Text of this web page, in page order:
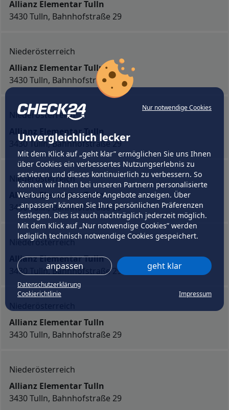
Nur notwendige Cookies
Unvergleichlich lecker
Mit dem Klick auf „geht klar” ermöglichen Sie uns Ihnen
über Cookies ein verbessertes Nutzungserlebnis zu
servieren und dieses kontinuierlich zu verbessern. So
können wir Ihnen bei unseren Partnern personalisierte
Werbung und passende Angebote anzeigen. Über
„anpassen” können Sie Ihre persönlichen Präferenzen
festlegen. Dies ist auch nachträglich jederzeit möglich.
Mit dem Klick auf „Nur notwendige Cookies” werden
lediglich technisch notwendige Cookies gespeichert.
anpassen geht klar
Datenschutzerklärung
Cookierichtlinie
Impressum
Allianz Elementar Tulln
3430 Tulln, Bahnhofstraße 29
Niederösterreich
Allianz Elementar Tulln
3430 Tulln, Bahnhofstraße 29
Niederösterreich
Allianz Elementar Tulln
3430 Tulln, Bahnhofstraße 29
Niederösterreich
Allianz Elementar Tulln
3430 Tulln, Bahnhofstraße 29
Niederösterreich
Allianz Elementar Tulln
3430 Tulln, Bahnhofstraße 29
Allianz Elementar Tulln
3430 Tulln, Bahnhofstraße 29
Niederösterreich
Allianz Elementar Tulln
3430 Tulln, Bahnhofstraße 29